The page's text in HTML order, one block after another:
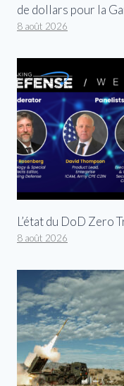
de dollars pour la
8 août 2026
L’état du DoD Zero
8 août 2026